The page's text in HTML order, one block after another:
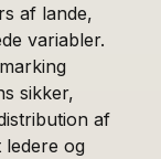
af lande,
variabler.
sikker,
af
og